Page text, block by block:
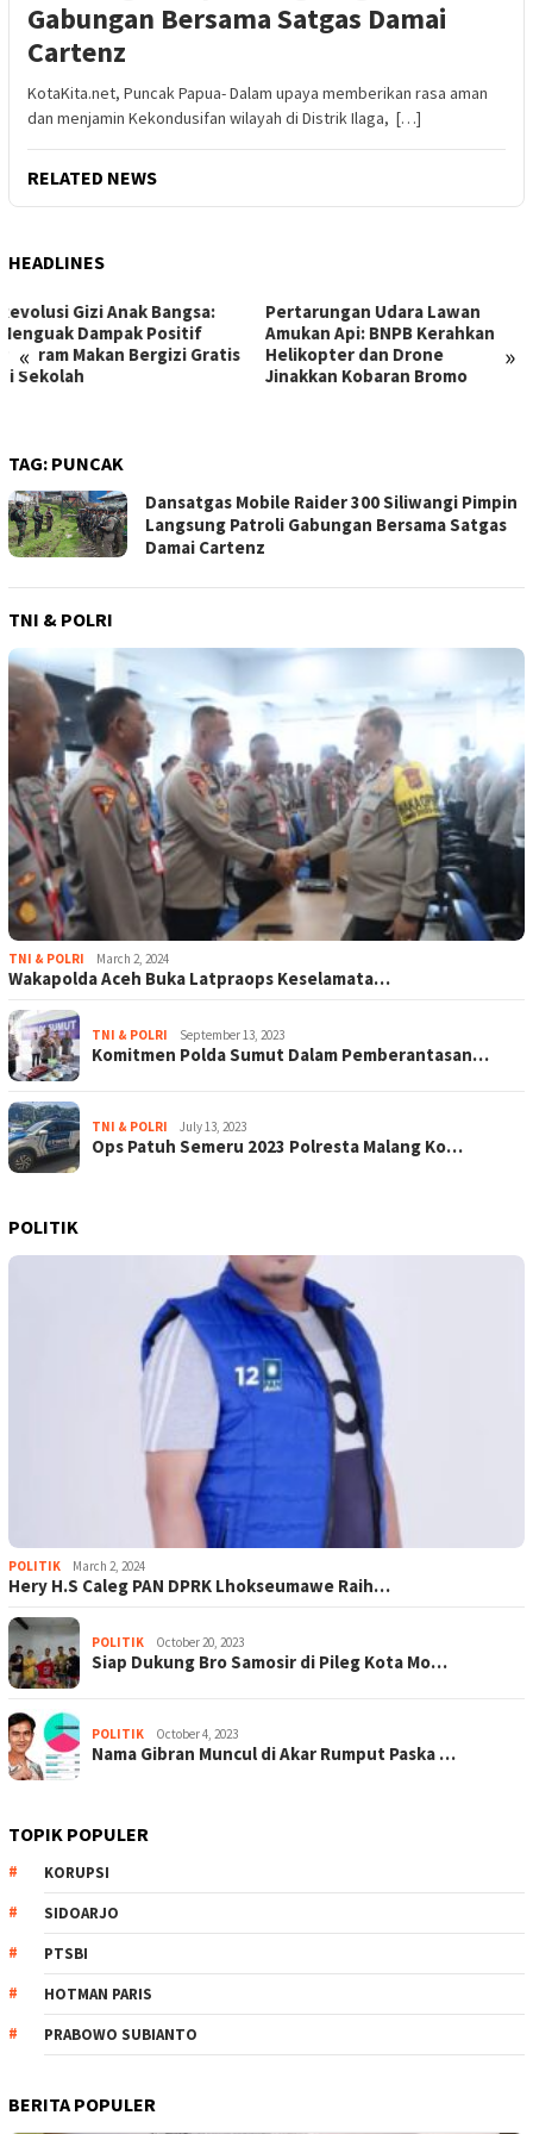
Gabungan Bersama Satgas Damai
Cartenz
KotaKita.net, Puncak Papua- Dalam upaya memberikan rasa aman
dan menjamin Kekondusifan wilayah di Distrik Ilaga, […]
RELATED NEWS
HEADLINES
« »
Pertarungan Udara Lawan
Amukan Api: BNPB Kerahkan
Helikopter dan Drone
Jinakkan Kobaran Bromo
Potret Miris Pendidikan: SD
Negeri di Labura Menanti
Runtuh, Siswa Bertaruh
Nyawa di Bangunan Reyot
TAG: PUNCAK
Dansatgas Mobile Raider 300 Siliwangi Pimpin
Langsung Patroli Gabungan Bersama Satgas
Damai Cartenz
TNI & POLRI
TNI & POLRI March 2, 2024
Wakapolda Aceh Buka Latpraops Keselamata…
TNI & POLRI September 13, 2023
Komitmen Polda Sumut Dalam Pemberantasan…
TNI & POLRI July 13, 2023
Ops Patuh Semeru 2023 Polresta Malang Ko…
POLITIK
POLITIK March 2, 2024
Hery H.S Caleg PAN DPRK Lhokseumawe Raih…
POLITIK October 20, 2023
Siap Dukung Bro Samosir di Pileg Kota Mo…
POLITIK October 4, 2023
Nama Gibran Muncul di Akar Rumput Paska …
TOPIK POPULER
KORUPSI
SIDOARJO
PTSBI
HOTMAN PARIS
PRABOWO SUBIANTO
BERITA POPULER